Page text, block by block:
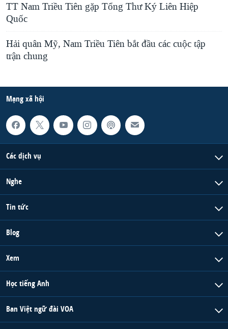
TT Nam Triều Tiên gặp Tổng Thư Ký Liên Hiệp
Quốc
Hải quân Mỹ, Nam Triều Tiên bắt đầu các cuộc tập
trận chung
Mạng xã hội
Các dịch vụ
Nghe
Tin tức
Blog
Xem
Học tiếng Anh
Ban Việt ngữ đài VOA